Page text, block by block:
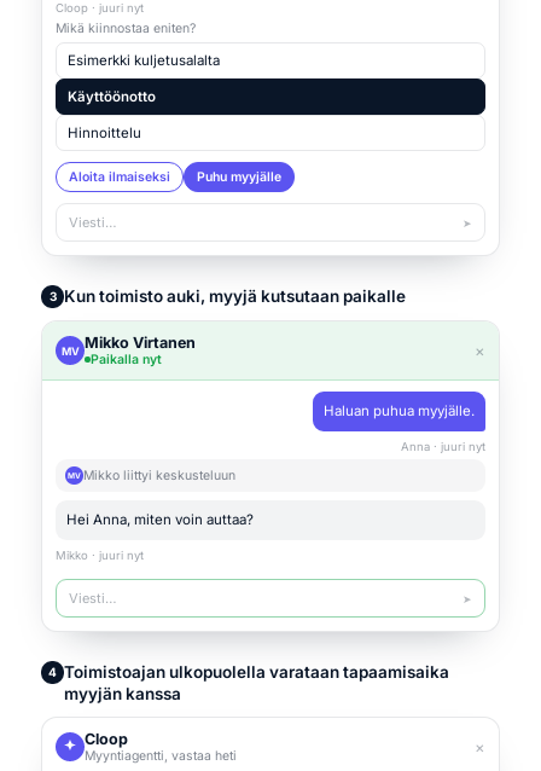
Cloop · juuri nyt
Mikä kiinnostaa eniten?
Esimerkki kuljetusalalta
Käyttöönotto
Hinnoittelu
Aloita ilmaiseksi Puhu myyjälle
Viesti… ➤
3 Kun toimisto auki, myyjä kutsutaan paikalle
MV Mikko Virtanen
Paikalla nyt ×
Haluan puhua myyjälle.
Anna · juuri nyt
MV Mikko liittyi keskusteluun
Hei Anna, miten voin auttaa?
Mikko · juuri nyt
Viesti… ➤
4 Toimistoajan ulkopuolella varataan tapaamisaika
myyjän kanssa
Cloop
Myyntiagentti, vastaa heti ×